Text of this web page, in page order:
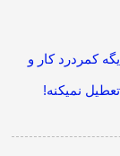
کمردرد کار و
نمیکنه!